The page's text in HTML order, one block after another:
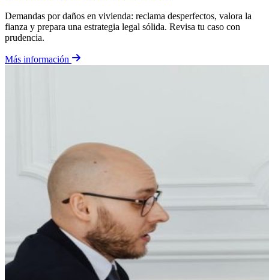
Demandas por daños en vivienda: reclama desperfectos, valora la
fianza y prepara una estrategia legal sólida. Revisa tu caso con
prudencia.
Más información